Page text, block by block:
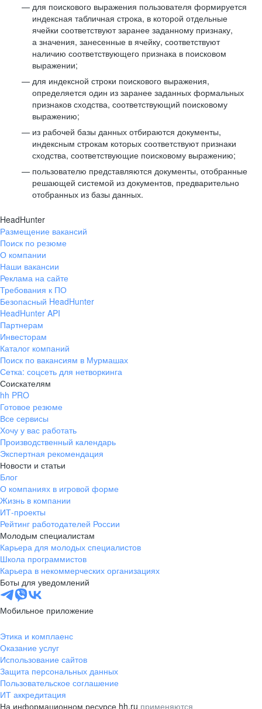
для поискового выражения пользователя формируется
индексная табличная строка, в которой отдельные
ячейки соответствуют заранее заданному признаку,
а значения, занесенные в ячейку, соответствуют
наличию соответствующего признака в поисковом
выражении;
для индексной строки поискового выражения,
определяется один из заранее заданных формальных
признаков сходства, соответствующий поисковому
выражению;
из рабочей базы данных отбираются документы,
индексным строкам которых соответствуют признаки
сходства, соответствующие поисковому выражению;
пользователю представляются документы, отобранные
решающей системой из документов, предварительно
отобранных из базы данных.
HeadHunter
Размещение вакансий
Поиск по резюме
О компании
Наши вакансии
Реклама на сайте
Требования к ПО
Безопасный HeadHunter
HeadHunter API
Партнерам
Инвесторам
Каталог компаний
Поиск по вакансиям в Мурмашах
Сетка: соцсеть для нетворкинга
Соискателям
hh PRO
Готовое резюме
Все сервисы
Хочу у вас работать
Производственный календарь
Экспертная рекомендация
Новости и статьи
Блог
О компаниях в игровой форме
Жизнь в компании
ИТ-проекты
Рейтинг работодателей России
Молодым специалистам
Карьера для молодых специалистов
Школа программистов
Карьера в некоммерческих организациях
Боты для уведомлений
Мобильное приложение
Этика и комплаенс
Оказание услуг
Использование сайтов
Защита персональных данных
Пользовательское соглашение
ИТ аккредитация
На информационном ресурсе hh.ru применяются